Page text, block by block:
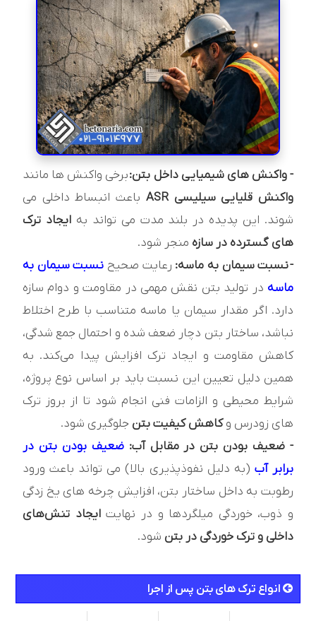
- واکنش های شیمیایی داخل بتن:برخی واکنش ها مانند
واکنش قلیایی سیلیسی ASR
باعث انبساط داخلی می
شوند. این پدیده در بلند مدت می تواند بهایجاد ترک
های گسترده در سازه منجر شود.
- نسبت سیمان به ماسه: رعایت صحیح نسبت سیمان به
ماسه در تولید بتن نقش مهمی در مقاومت و دوام سازه
دارد. اگر مقدار سیمان یا ماسه متناسب با طرح اختلاط
نباشد، ساختار بتن دچار ضعف شده و احتمال جمع شدگی،
کاهش مقاومت و ایجاد ترک افزایش پیدا می‌کند. به
همین دلیل تعیین این نسبت باید بر اساس نوع پروژه،
شرایط محیطی و الزامات فنی انجام شود تا از بروز ترک
های زودرس وکاهش کیفیت بتن جلوگیری شود.
- ضعیف بودن بتن در مقابل آب: ضعیف بودن بتن در
برابر آب (به دلیل نفوذپذیری بالا) می‌ تواند باعث ورود
رطوبت به داخل ساختار بتن، افزایش چرخه‌ های یخ‌ زدگی
و ذوب، خوردگی میلگردها و در نهایتایجاد تنش‌های
داخلی و ترک‌ خوردگی در بتن شود.
انواع ترک های بتن پس از اجرا